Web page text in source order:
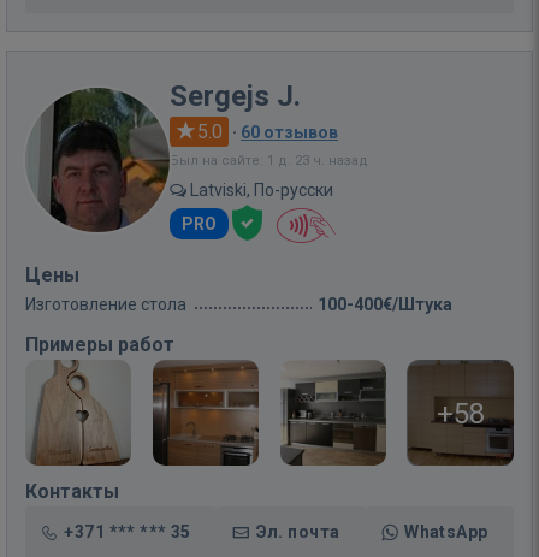
Sergejs J.
5.0 · 60 отзывов
Был на сайте: 1 д. 23 ч. назад
Latviski, По-русски
PRO
Цены
Изготовление стола 100-400€/Штука
Примеры работ
+58
Контакты
+371 *** *** 35 Эл. почта WhatsApp